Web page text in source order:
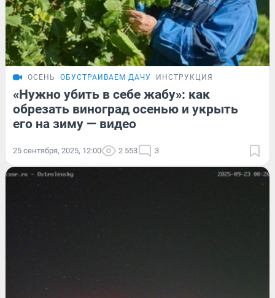
ОСЕНЬ ОБУСТРАИВАЕМ ДАЧУ ИНСТРУКЦИЯ
«Нужно убить в себе жабу»: как
обрезать виноград осенью и укрыть
его на зиму — видео
25 сентября, 2025, 12:00 2 553 3